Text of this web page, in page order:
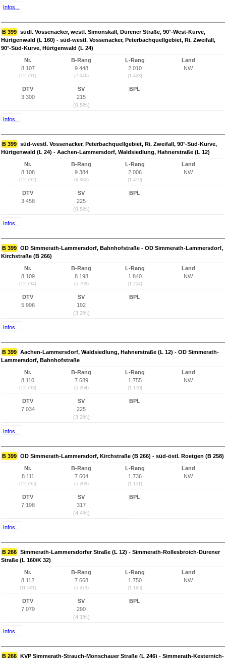
Infos...
B 399 südl. Vossenacker, westl. Simonskall, Dürener Straße, 90°-West-Kurve,
Hürtgenwald (L 160) - süd-westl. Vossenacker, Peterbachquellgebiet, Ri. Zweifall,
90°-Süd-Kurve, Hürtgenwald (L 24)
Nr.
8.107
(12.731)
B-Rang
9.448
(7.046)
L-Rang
2.010
(1.423)
Land
NW
DTV
3.300
SV
215
(6,5%)
BPL
Infos...
B 399 süd-westl. Vossenacker, Peterbachquellgebiet, Ri. Zweifall, 90°-Süd-Kurve,
Hürtgenwald (L 24) - Aachen-Lammersdorf, Waldsiedlung, Hahnerstraße (L 12)
Nr.
8.108
(12.732)
B-Rang
9.384
(6.982)
L-Rang
2.006
(1.419)
Land
NW
DTV
3.458
SV
225
(6,5%)
BPL
Infos...
B 399 OD Simmerath-Lammersdorf, Bahnhofstraße - OD Simmerath-Lammersdorf,
Kirchstraße (B 266)
Nr.
8.109
(12.734)
B-Rang
8.198
(5.799)
L-Rang
1.840
(1.254)
Land
NW
DTV
5.996
SV
192
(3,2%)
BPL
Infos...
B 399 Aachen-Lammersdorf, Waldsiedlung, Hahnerstraße (L 12) - OD Simmerath-
Lammersdorf, Bahnhofstraße
Nr.
8.110
(12.733)
B-Rang
7.689
(5.294)
L-Rang
1.755
(1.170)
Land
NW
DTV
7.034
SV
225
(3,2%)
BPL
Infos...
B 399 OD Simmerath-Lammersdorf, Kirchstraße (B 266) - süd-östl. Roetgen (B 258)
Nr.
8.111
(12.735)
B-Rang
7.604
(5.209)
L-Rang
1.736
(1.151)
Land
NW
DTV
7.198
SV
317
(4,4%)
BPL
Infos...
B 266 Simmerath-Lammersdorfer Straße (L 12) - Simmerath-Rollesbroich-Dürener
Straße (L 160/K 32)
Nr.
8.112
(11.501)
B-Rang
7.668
(5.273)
L-Rang
1.750
(1.165)
Land
NW
DTV
7.079
SV
290
(4,1%)
BPL
Infos...
B 266 KVP Simmerath-Strauch-Monschauer Straße (L 246) - Simmerath-Kesternich-